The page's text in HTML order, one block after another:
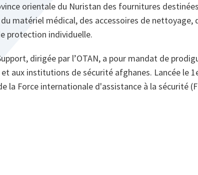
orientale du Nuristan des fournitures
matériel médical, des accessoires de
protection individuelle.
dirigée par l’OTAN, a pour mandat de
aux institutions de sécurité afghanes. Lancée le
la Force internationale d'assistance à la sécurité